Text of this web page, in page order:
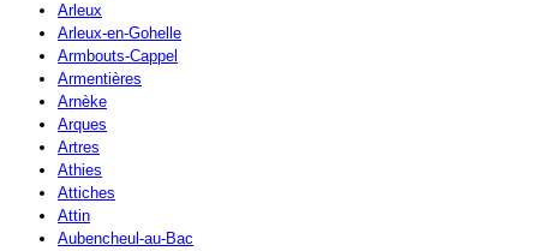
Arleux
Arleux-en-Gohelle
Armbouts-Cappel
Armentières
Arnèke
Arques
Artres
Athies
Attiches
Attin
Aubencheul-au-Bac